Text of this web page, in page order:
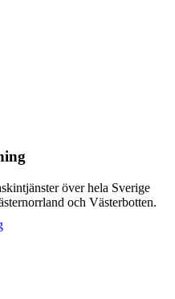
över hela Sverige
och Västerbotten.